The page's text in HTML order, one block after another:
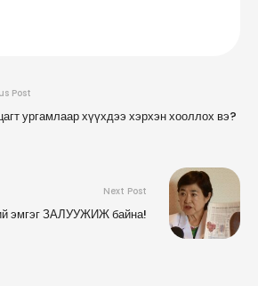
Post
ургамлаар хүүхдээ хэрхэн хооллох вэ?
Next Post
эмгэг ЗАЛУУЖИЖ байна!